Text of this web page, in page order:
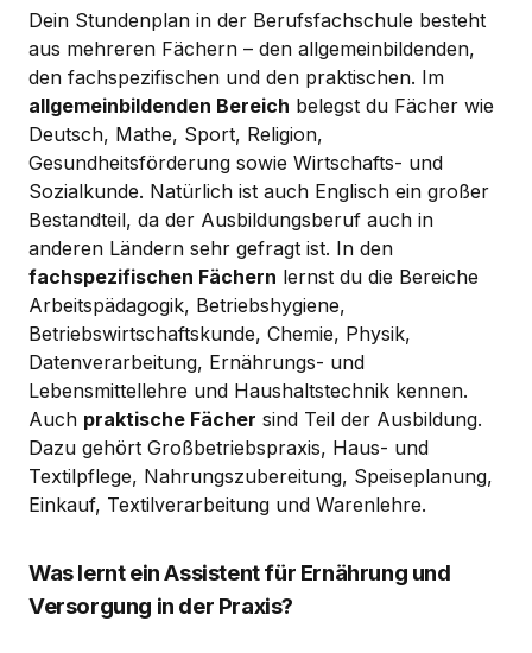
Dein Stundenplan in der Berufsfachschule besteht
aus mehreren Fächern – den allgemeinbildenden,
den fachspezifischen und den praktischen. Im
allgemeinbildenden Bereich belegst du Fächer wie
Deutsch, Mathe, Sport, Religion,
Gesundheitsförderung sowie Wirtschafts- und
Sozialkunde. Natürlich ist auch Englisch ein großer
Bestandteil, da der Ausbildungsberuf auch in
anderen Ländern sehr gefragt ist. In den
fachspezifischen Fächern lernst du die Bereiche
Arbeitspädagogik, Betriebshygiene,
Betriebswirtschaftskunde, Chemie, Physik,
Datenverarbeitung, Ernährungs- und
Lebensmittellehre und Haushaltstechnik kennen.
Auch praktische Fächer sind Teil der Ausbildung.
Dazu gehört Großbetriebspraxis, Haus- und
Textilpflege, Nahrungszubereitung, Speiseplanung,
Einkauf, Textilverarbeitung und Warenlehre.
Was lernt ein Assistent für Ernährung und
Versorgung in der Praxis?